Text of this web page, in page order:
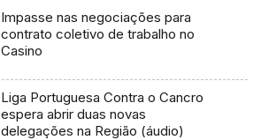
Impasse nas negociações para
contrato coletivo de trabalho no
Casino
Liga Portuguesa Contra o Cancro
espera abrir duas novas
delegações na Região (áudio)